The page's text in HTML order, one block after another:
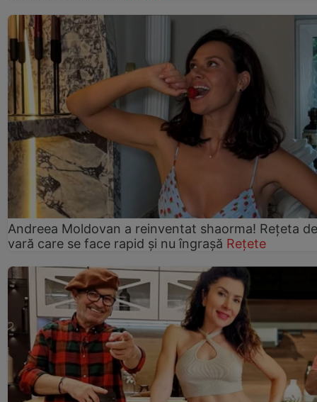
Andreea Moldovan a reinventat shaorma! Rețeta de
vară care se face rapid și nu îngrașă Rețete